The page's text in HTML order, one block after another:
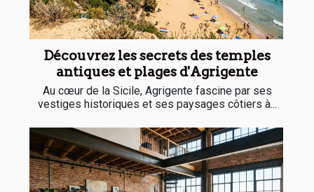
Découvrez les secrets des temples
antiques et plages d'Agrigente
Au cœur de la Sicile, Agrigente fascine par ses
vestiges historiques et ses paysages côtiers à...